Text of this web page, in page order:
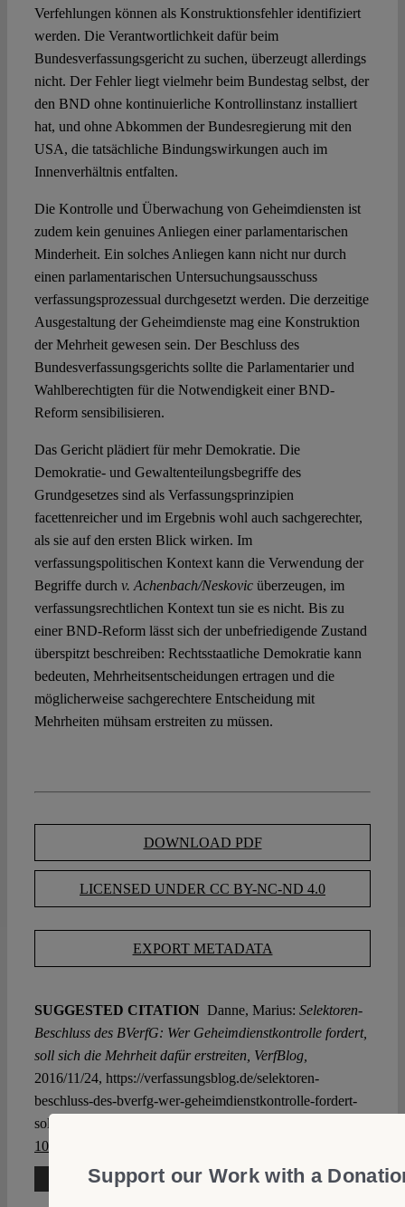
Verfehlungen können als Konstruktionsfehler identifiziert
werden. Die Verantwortlichkeit dafür beim
Bundesverfassungsgericht zu suchen, überzeugt allerdings
nicht. Der Fehler liegt vielmehr beim Bundestag selbst, der
den BND ohne kontinuierliche Kontrollinstanz installiert
hat, und ohne Abkommen der Bundesregierung mit den
USA, die tatsächliche Bindungswirkungen auch im
Innenverhältnis entfalten.
Die Kontrolle und Überwachung von Geheimdiensten ist
zudem kein genuines Anliegen einer parlamentarischen
Minderheit. Ein solches Anliegen kann nicht nur durch
einen parlamentarischen Untersuchungsausschuss
verfassungsprozessual durchgesetzt werden. Die derzeitige
Ausgestaltung der Geheimdienste mag eine Konstruktion
der Mehrheit gewesen sein. Der Beschluss des
Bundesverfassungsgerichts sollte die Parlamentarier und
Wahlberechtigten für die Notwendigkeit einer BND-
Reform sensibilisieren.
Das Gericht plädiert für mehr Demokratie. Die
Demokratie- und Gewaltenteilungsbegriffe des
Grundgesetzes sind als Verfassungsprinzipien
facettenreicher und im Ergebnis wohl auch sachgerechter,
als sie auf den ersten Blick wirken. Im
verfassungspolitischen Kontext kann die Verwendung der
Begriffe durch v. Achenbach/Neskovicüberzeugen, im
verfassungsrechtlichen Kontext tun sie es nicht. Bis zu
einer BND-Reform lässt sich der unbefriedigende Zustand
überspitzt beschreiben: Rechtsstaatliche Demokratie kann
bedeuten, Mehrheitsentscheidungen ertragen und die
möglicherweise sachgerechtere Entscheidung mit
Mehrheiten mühsam erstreiten zu müssen.
DOWNLOAD PDF
LICENSED UNDER CC BY-NC-ND 4.0
EXPORT METADATA
SUGGESTED CITATION Danne, Marius: Selektoren-
Beschluss des BVerfG: Wer Geheimdienst­kontrolle fordert,
soll sich die Mehrheit dafür erstreiten, VerfBlog,
2016/11/24, https://verfassungsblog.de/selektoren-
beschluss-des-bverfg-wer-geheimdienstkontrolle-fordert-
soll-sich-die-mehrheit-dafuer-erstreiten/, DOI:
10.17176/20161128-133949
3 CommentsSupport our Work with a